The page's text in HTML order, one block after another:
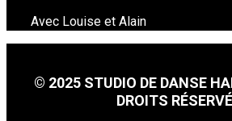
Avec Louise et Alain
© 2025 STUDIO DE DANSE
DROITS